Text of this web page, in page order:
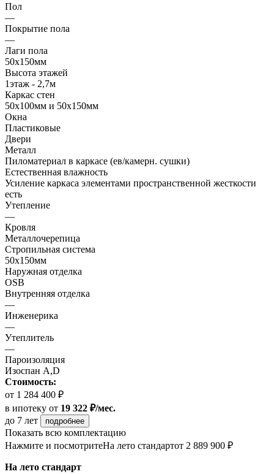
Пол
—
Покрытие пола
—
Лаги пола
50х150мм
Высота этажей
1этаж - 2,7м
Каркас стен
50х100мм и 50х150мм
Окна
Пластиковые
Двери
Металл
Пиломатериал в каркасе (ев/камерн. сушки)
Естественная влажность
Усиление каркаса элементами пространственной жесткости
есть
Утепление
—
Кровля
Металлочерепица
Стропильная система
50х150мм
Наружная отделка
OSB
Внутренняя отделка
—
Инженерика
—
Утеплитель
—
Пароизоляция
Изоспан A,D
Стоимость:
от 1 284 400 ₽
в ипотеку от 19 322 ₽/мес.
до 7 лет
подробнее
Показать всю комплектацию
Нажмите и посмотритеНа лето стандартот 2 889 900 ₽
На лето стандарт